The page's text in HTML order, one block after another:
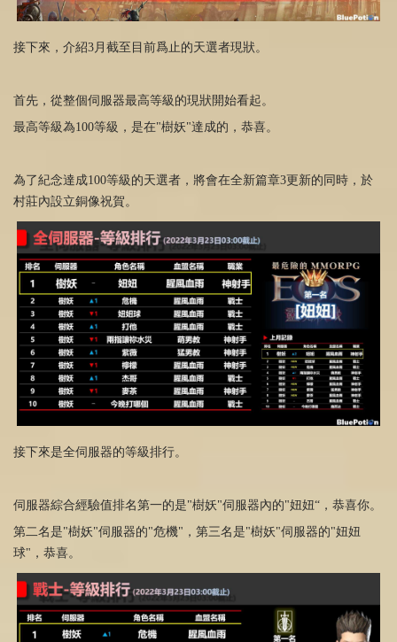
接下來，介紹3月截至目前爲止的天選者現狀。
首先，從整個伺服器最高等級的現狀開始看起。
最高等級為100等級，是在"樹妖"達成的，恭喜。
為了紀念達成100等級的天選者，將會在全新篇章3更新的同時，於
村莊內設立銅像祝賀。
接下來是全伺服器的等級排行。
伺服器綜合經驗值排名第一的是"樹妖"伺服器內的"妞妞“，恭喜你。
第二名是"樹妖"伺服器的"危機"，第三名是"樹妖"伺服器的"妞妞
球"，恭喜。